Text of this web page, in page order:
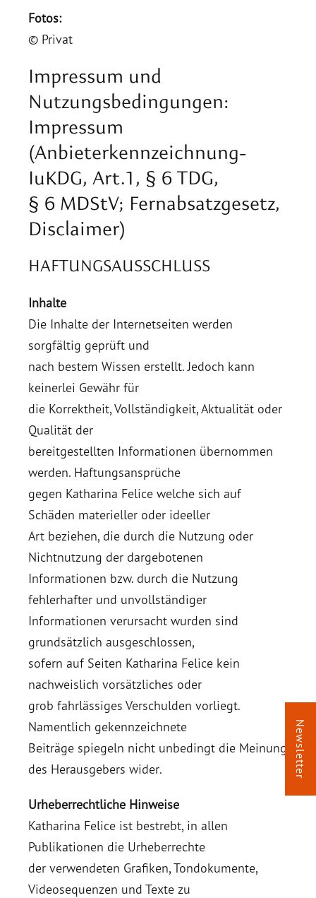
Fotos:
© Privat
Impressum und
Nutzungsbedingungen:
Impressum
(Anbieterkennzeichnung-
IuKDG, Art.1, § 6 TDG,
§ 6 MDStV; Fernabsatzgesetz,
Disclaimer)
HAFTUNGSAUSSCHLUSS
Inhalte
Die Inhalte der Internetseiten werden
sorgfältig geprüft und
nach bestem Wissen erstellt. Jedoch kann
keinerlei Gewähr für
die Korrektheit, Vollständigkeit, Aktualität oder
Qualität der
bereitgestellten Informationen übernommen
werden. Haftungsansprüche
gegen Katharina Felice welche sich auf
Schäden materieller oder ideeller
Art beziehen, die durch die Nutzung oder
Nichtnutzung der dargebotenen
Informationen bzw. durch die Nutzung
fehlerhafter und unvollständiger
Informationen verursacht wurden sind
grundsätzlich ausgeschlossen,
sofern auf Seiten Katharina Felice kein
nachweislich vorsätzliches oder
grob fahrlässiges Verschulden vorliegt.
Namentlich gekennzeichnete
Beiträge spiegeln nicht unbedingt die Meinung
des Herausgebers wider.
Urheberrechtliche Hinweise
Katharina Felice ist bestrebt, in allen
Publikationen die Urheberrechte
der verwendeten Grafiken, Tondokumente,
Videosequenzen und Texte zu
Newsletter